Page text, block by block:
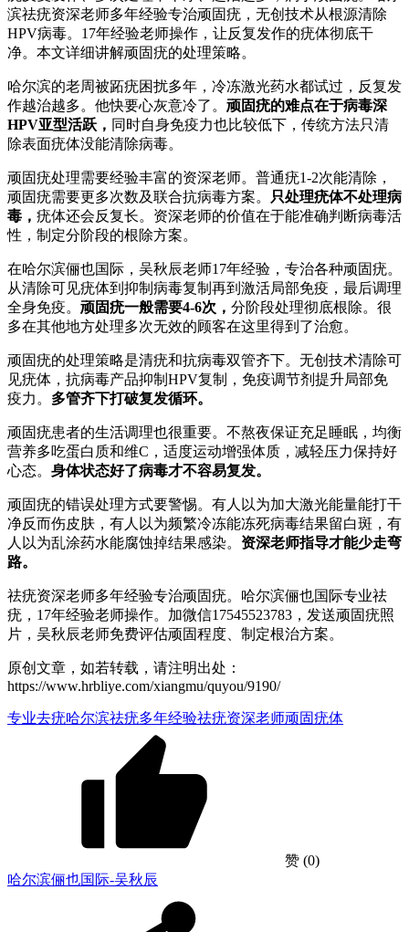
滨祛疣资深老师多年经验专治顽固疣，无创技术从根源清除
HPV病毒。17年经验老师操作，让反复发作的疣体彻底干
净。本文详细讲解顽固疣的处理策略。
哈尔滨的老周被跖疣困扰多年，冷冻激光药水都试过，反复发
作越治越多。他快要心灰意冷了。 顽固疣的难点在于病毒深
HPV亚型活跃， 同时自身免疫力也比较低下，传统方法只清
除表面疣体没能清除病毒。
顽固疣处理需要经验丰富的资深老师。普通疣1-2次能清除，
顽固疣需要更多次数及联合抗病毒方案。
只处理疣体不处理病
毒， 疣体还会反复长。资深老师的价值在于能准确判断病毒活
性，制定分阶段的根除方案。
在哈尔滨俪也国际，吴秋辰老师17年经验，专治各种顽固疣。
从清除可见疣体到抑制病毒复制再到激活局部免疫，最后调理
全身免疫。 顽固疣一般需要4-6次， 分阶段处理彻底根除。很
多在其他地方处理多次无效的顾客在这里得到了治愈。
顽固疣的处理策略是清疣和抗病毒双管齐下。无创技术清除可
见疣体，抗病毒产品抑制HPV复制，免疫调节剂提升局部免
疫力。 多管齐下打破复发循环。
顽固疣患者的生活调理也很重要。不熬夜保证充足睡眠，均衡
营养多吃蛋白质和维C，适度运动增强体质，减轻压力保持好
心态。 身体状态好了病毒才不容易复发。
顽固疣的错误处理方式要警惕。有人以为加大激光能量能打干
净反而伤皮肤，有人以为频繁冷冻能冻死病毒结果留白斑，有
人以为乱涂药水能腐蚀掉结果感染。 资深老师指导才能少走弯
路。
祛疣资深老师多年经验专治顽固疣。哈尔滨俪也国际专业祛
疣，17年经验老师操作。加微信17545523783，发送顽固疣照
片，吴秋辰老师免费评估顽固程度、制定根治方案。
原创文章，如若转载，请注明出处：
https://www.hrbliye.com/xiangmu/quyou/9190/
专业去疣哈尔滨祛疣多年经验祛疣资深老师顽固疣体
赞 (0)
哈尔滨俪也国际-吴秋辰